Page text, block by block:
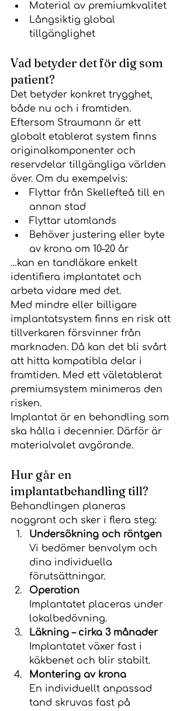
Material av premiumkvalitet
Långsiktig global
tillgänglighet
Vad betyder det för dig som
patient?
Det betyder konkret trygghet,
både nu och i framtiden.
Eftersom Straumann är ett
globalt etablerat system finns
originalkomponenter och
reservdelar tillgängliga världen
över. Om du exempelvis:
Flyttar från Skellefteå till en
annan stad
Flyttar utomlands
Behöver justering eller byte
av krona om 10–20 år
…kan en tandläkare enkelt
identifiera implantatet och
arbeta vidare med det.
Med mindre eller billigare
implantatsystem finns en risk att
tillverkaren försvinner från
marknaden. Då kan det bli svårt
att hitta kompatibla delar i
framtiden. Med ett väletablerat
premiumsystem minimeras den
risken.
Implantat är en behandling som
ska hålla i decennier. Därför är
materialvalet avgörande.
Hur går en
implantatbehandling till?
Behandlingen planeras
noggrant och sker i flera steg:
Undersökning och röntgen
Vi bedömer benvolym och
dina individuella
förutsättningar.
Operation
Implantatet placeras under
lokalbedövning.
Läkning – cirka 3 månader
Implantatet växer fast i
käkbenet och blir stabilt.
Montering av krona
En individuellt anpassad
tand skruvas fast på